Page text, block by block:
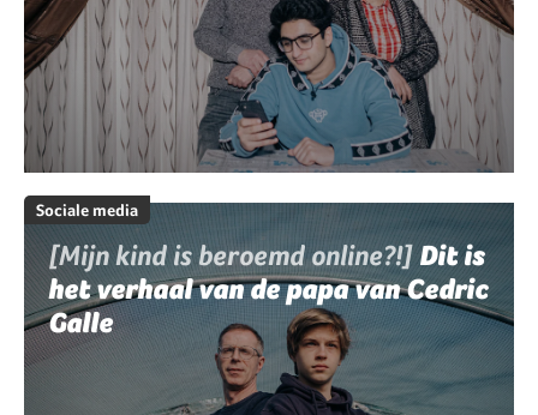
Sociale media
[Mijn kind is beroemd online?!] Dit is
het verhaal van de papa van Cedric
Galle